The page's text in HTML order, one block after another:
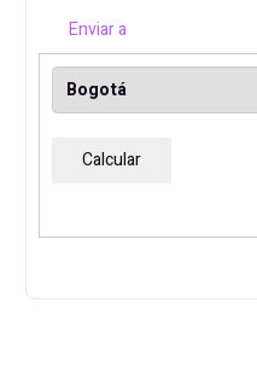
Enviar a
Calcular